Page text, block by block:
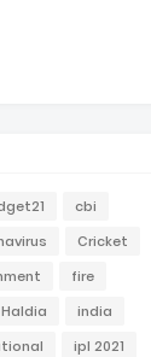
cbi
Cricket
fire
Haldia
india
ipl 2021